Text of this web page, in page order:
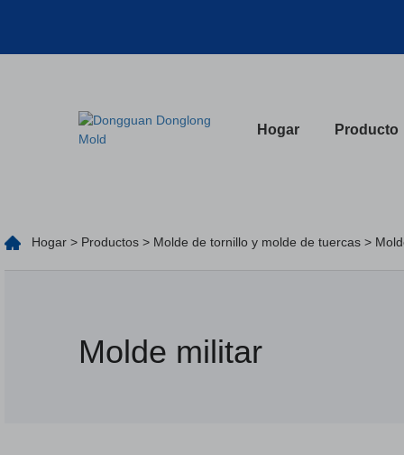
Hogar Producto
Hogar > Productos > Molde de tornillo y molde de tuercas >
Molde militar